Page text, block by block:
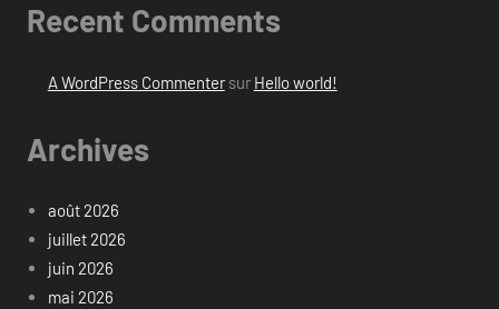
Recent Comments
A WordPress Commentersur Hello world!
Archives
août 2026
juillet 2026
juin 2026
mai 2026